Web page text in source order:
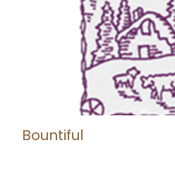
Bountiful